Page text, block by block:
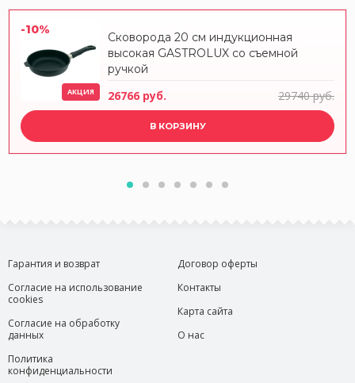
-10%
АКЦИЯ
Сковорода 20 см индукционная
высокая GASTROLUX со съемной
ручкой
26766 руб. 29740 руб.
В КОРЗИНУ
Гарантия и возврат
Согласие на использование
cookies
Согласие на обработку
данных
Политика
конфиденциальности
Договор оферты
Контакты
Карта сайта
О нас